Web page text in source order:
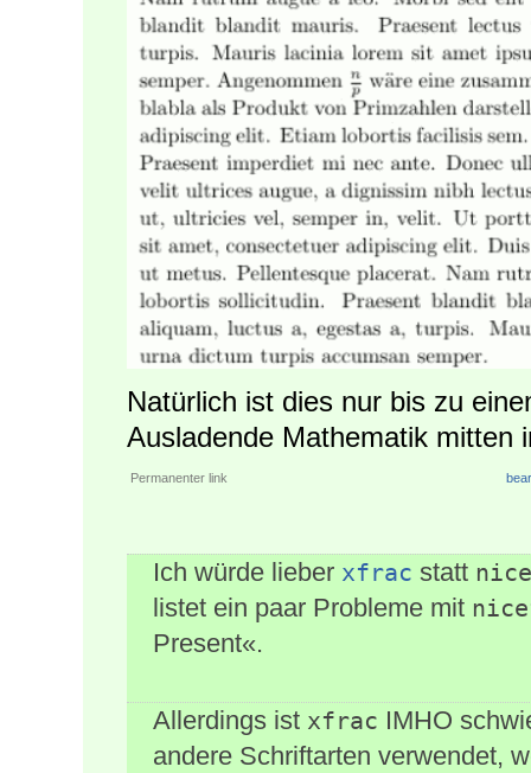
Natürlich ist dies nur bis zu
Ausladende Mathematik mitten
Permanenter link
Ich würde lieber xfrac statt
listet ein paar Probleme mit
Present«.
Allerdings ist xfrac IMHO
andere Schriftarten verwendet,